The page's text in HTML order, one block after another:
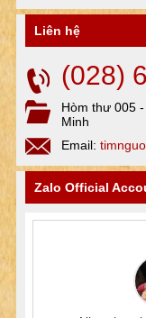
Liên hệ
(028)
Hòm thư 005
Minh
Email:
Zalo Official